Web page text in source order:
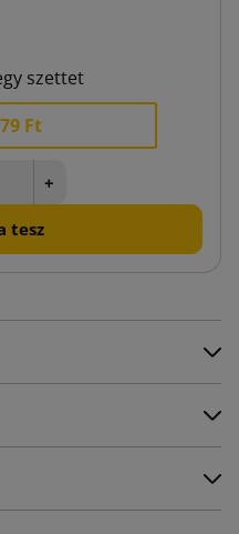
szettet
Ft
+
tesz